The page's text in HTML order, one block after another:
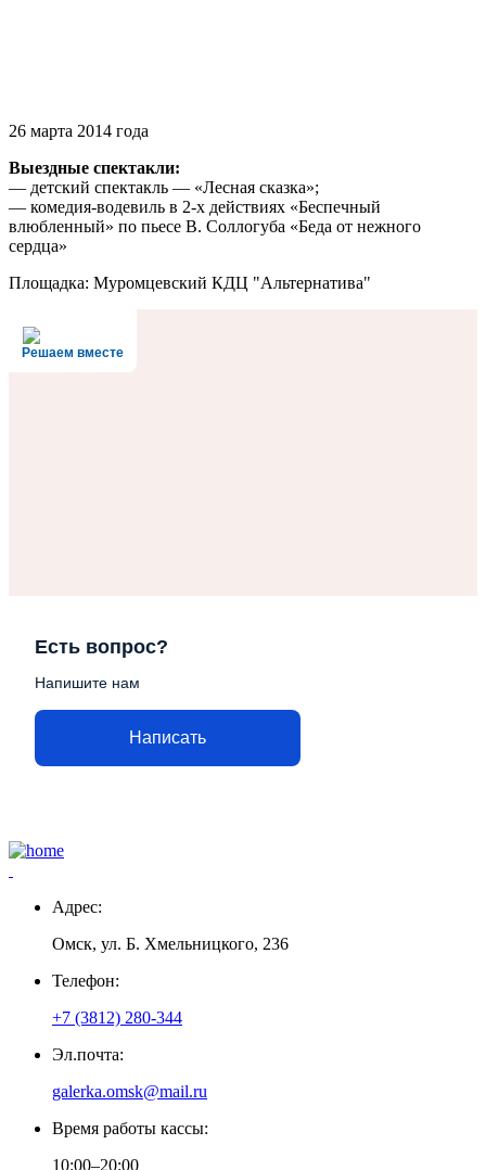
26 марта 2014 года
Выездные спектакли:
— детский спектакль — «Лесная сказка»;
— комедия-водевиль в 2-х действиях «Беспечный
влюбленный» по пьесе В. Соллогуба «Беда от нежного
сердца»
Площадка: Муромцевский КДЦ "Альтернатива"
Решаем вместе
Есть вопрос?
Напишите нам
Написать
Адрес:
Омск, ул. Б. Хмельницкого, 236
Телефон:
+7 (3812) 280-344
Эл.почта:
galerka.omsk@mail.ru
Время работы кассы:
10:00–20:00